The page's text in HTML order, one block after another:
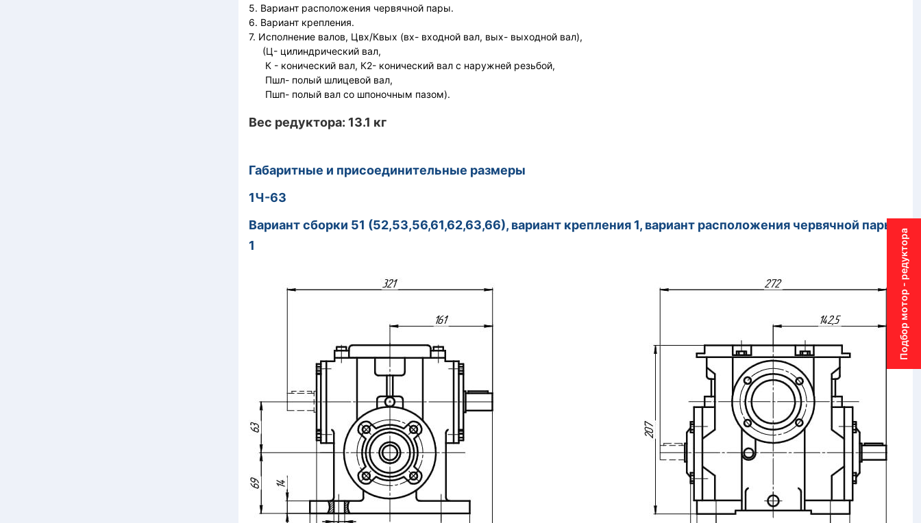
Подбор мотор - редуктора
5. Вариант расположения червячной пары.
6. Вариант крепления.
7. Исполнение валов, Цвх/Квых (вх- входной вал, вых- выходной вал),
(Ц- цилиндрический вал,
К - конический вал, К2- конический вал с наружней резьбой,
Пшл- полый шлицевой вал,
Пшп- полый вал со шпоночным пазом).
Вес редуктора: 13.1 кг
Габаритные и присоединительные размеры
1Ч-63
Вариант сборки 51 (52,53,56,61,62,63,66), вариант крепления 1, вариант расположения червячной пары
1